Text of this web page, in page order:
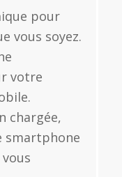
pour
vous soyez.
votre
chargée,
smartphone